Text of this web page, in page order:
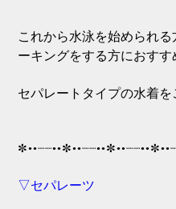
これから水泳を始められ
ーキングをする方におすす
セパレートタイプの水着を
▽セパレーツ